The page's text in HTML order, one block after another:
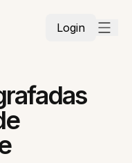
Login